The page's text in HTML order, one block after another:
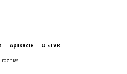
Aplikácie O STVR
rozhlas